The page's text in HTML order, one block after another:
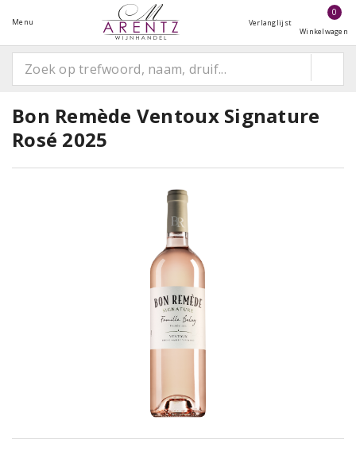
Menu Verlanglijst
0
Winkelwagen
Bon Remède Ventoux Signature
Rosé 2025